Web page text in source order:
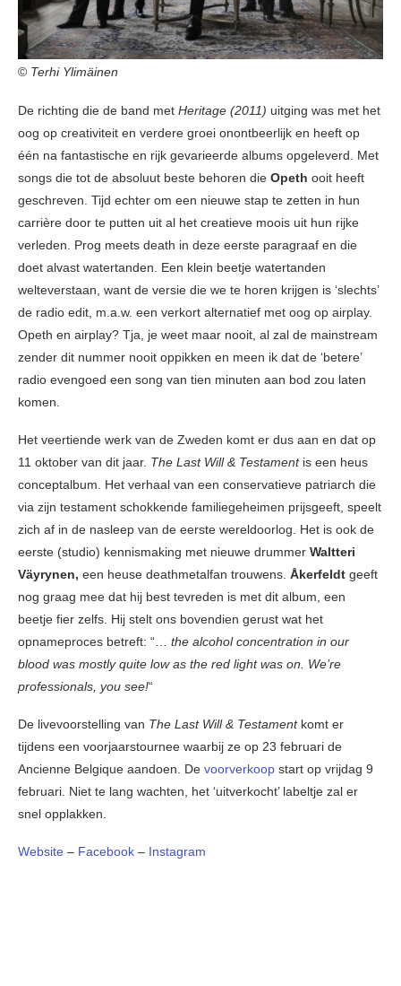
© Terhi Ylimäinen
De richting die de band met Heritage (2011) uitging was met het
oog op creativiteit en verdere groei onontbeerlijk en heeft op
één na fantastische en rijk gevarieerde albums opgeleverd. Met
songs die tot de absoluut beste behoren die Opeth ooit heeft
geschreven. Tijd echter om een nieuwe stap te zetten in hun
carrière door te putten uit al het creatieve moois uit hun rijke
verleden. Prog meets death in deze eerste paragraaf en die
doet alvast watertanden. Een klein beetje watertanden
welteverstaan, want de versie die we te horen krijgen is ‘slechts’
de radio edit, m.a.w. een verkort alternatief met oog op airplay.
Opeth en airplay? Tja, je weet maar nooit, al zal de mainstream
zender dit nummer nooit oppikken en meen ik dat de ‘betere’
radio evengoed een song van tien minuten aan bod zou laten
komen.
Het veertiende werk van de Zweden komt er dus aan en dat op
11 oktober van dit jaar. The Last Will & Testamentis een heus
conceptalbum. Het verhaal van een conservatieve patriarch die
via zijn testament schokkende familiegeheimen prijsgeeft, speelt
zich af in de nasleep van de eerste wereldoorlog. Het is ook de
eerste (studio) kennismaking met nieuwe drummer Waltteri
Väyrynen, een heuse deathmetalfan trouwens. Åkerfeldt geeft
nog graag mee dat hij best tevreden is met dit album, een
beetje fier zelfs. Hij stelt ons bovendien gerust wat het
opnameproces betreft: “… the alcohol concentration in our
blood was mostly quite low as the red light was on. We’re
professionals, you see!“
De livevoorstelling van The Last Will & Testamentkomt er
tijdens een voorjaarstournee waarbij ze op 23 februari de
Ancienne Belgique aandoen. De voorverkoop start op vrijdag 9
februari. Niet te lang wachten, het ‘uitverkocht’ labeltje zal er
snel opplakken.
Website – Facebook – Instagram